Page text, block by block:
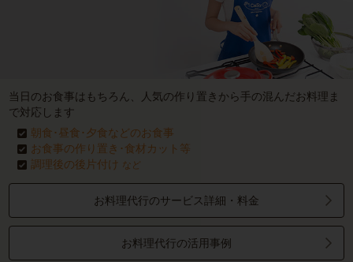
当日のお食事はもちろん、人気の作り置きから手の混んだお料理ま
で対応します
朝食･昼食･夕食などのお食事
お食事の作り置き･食材カット等
調理後の後片付け など
お料理代行のサービス詳細・料金
お料理代行の活用事例